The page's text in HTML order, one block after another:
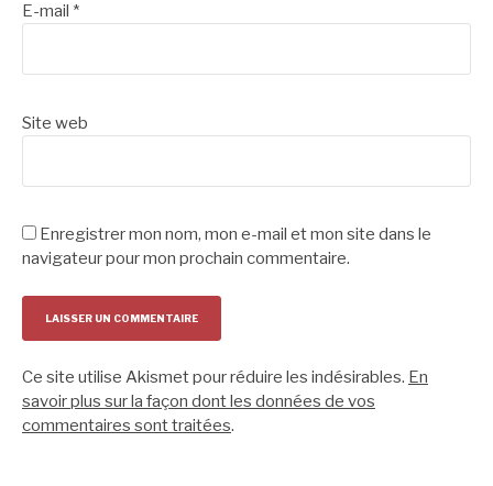
E-mail *
Site web
Enregistrer mon nom, mon e-mail et mon site dans le
navigateur pour mon prochain commentaire.
Ce site utilise Akismet pour réduire les indésirables. En
savoir plus sur la façon dont les données de vos
commentaires sont traitées.